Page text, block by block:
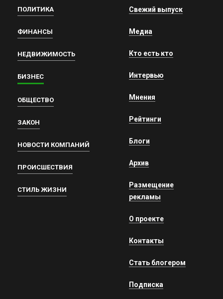
ПОЛИТИКА
ФИНАНСЫ
НЕДВИЖИМОСТЬ
БИЗНЕС
ОБЩЕСТВО
ЗАКОН
НОВОСТИ КОМПАНИЙ
ПРОИСШЕСТВИЯ
СТИЛЬ ЖИЗНИ
Свежий выпуск
Медиа
Кто есть кто
Интервью
Мнения
Рейтинги
Блоги
Архив
Размещение
рекламы
О проекте
Контакты
Стать блогером
Подписка